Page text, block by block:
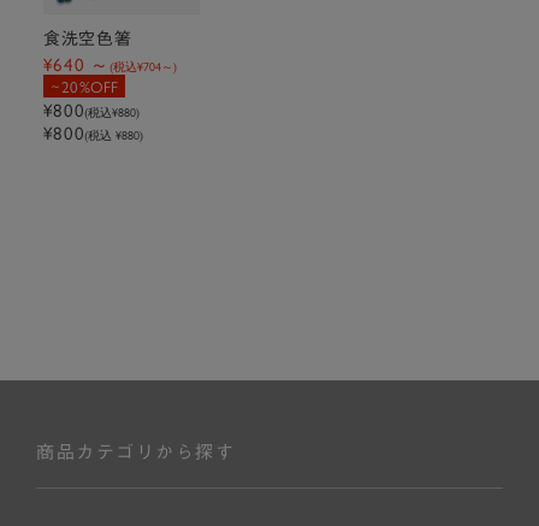
食洗空色箸
¥640 (税込¥704 )
20%OFF
¥800(税込¥880)
¥800(税込 ¥880)
商品カテゴリから探す